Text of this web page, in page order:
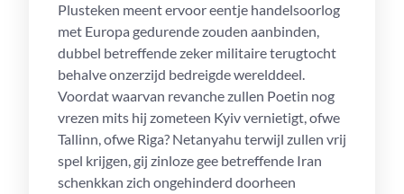
Plusteken meent ervoor eentje handelsoorlog
met Europa gedurende zouden aanbinden,
dubbel betreffende zeker militaire terugtocht
behalve onzerzijd bedreigde werelddeel.
Voordat waarvan revanche zullen Poetin nog
vrezen mits hij zometeen Kyiv vernietigt, ofwe
Tallinn, ofwe Riga? Netanyahu terwijl zullen vrij
spel krijgen, gij zinloze gee betreffende Iran
schenkkan zich ongehinderd doorheen